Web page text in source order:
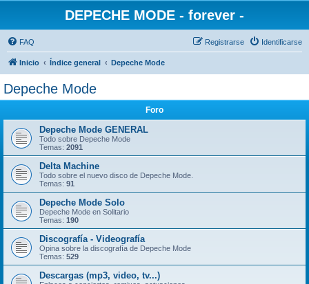
DEPECHE MODE - forever -
FAQ Identificarse
Registrarse
Inicio Índice general Depeche Mode
Depeche Mode
Foro
Depeche Mode GENERAL
Todo sobre Depeche Mode
Temas: 2091
Delta Machine
Todo sobre el nuevo disco de Depeche Mode.
Temas: 91
Depeche Mode Solo
Depeche Mode en Solitario
Temas: 190
Discografía - Videografía
Opina sobre la discografía de Depeche Mode
Temas: 529
Descargas (mp3, video, tv...)